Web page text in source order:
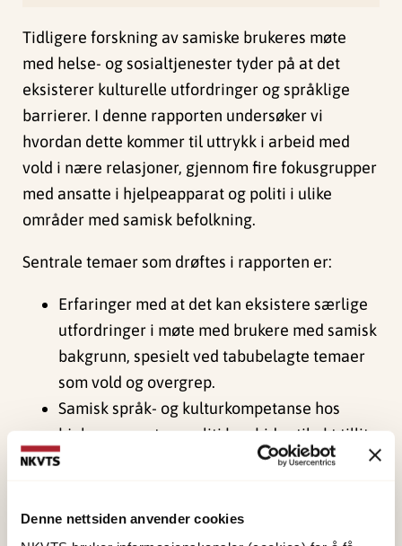
Denne nettsiden anvender cookies
Tidligere forskning av samiske brukeres møte
med helse- og sosialtjenester tyder på at det
eksisterer kulturelle utfordringer og språklige
barrierer. I denne rapporten undersøker vi
hvordan dette kommer til uttrykk i arbeid med
vold i nære relasjoner, gjennom fire fokusgrupper
med ansatte i hjelpeapparat og politi i ulike
områder med samisk befolkning.
Sentrale temaer som drøftes i rapporten er:
Erfaringer med at det kan eksistere særlige
utfordringer i møte med brukere med samisk
bakgrunn, spesielt ved tabubelagte temaer
som vold og overgrep.
Samisk språk- og kulturkompetanse hos
hjelpeapparat og politi kan bidra til økt tillit
og forståelse i møte med voldsberørte.
fremdeles tillit til storsamfunnet som følge
av fornorskningspolitikken. Dette kan